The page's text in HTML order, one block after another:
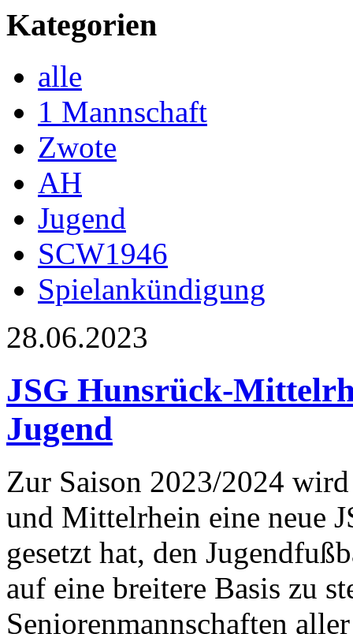
Kategorien
alle
1 Mannschaft
Zwote
AH
Jugend
SCW1946
Spielankündigung
28.06.2023
JSG Hunsrück-
Jugend
Zur Saison 2023/2024
und Mittelrhein eine neue
gesetzt hat, den
auf eine breitere Basis zu
Seniorenmannschaften